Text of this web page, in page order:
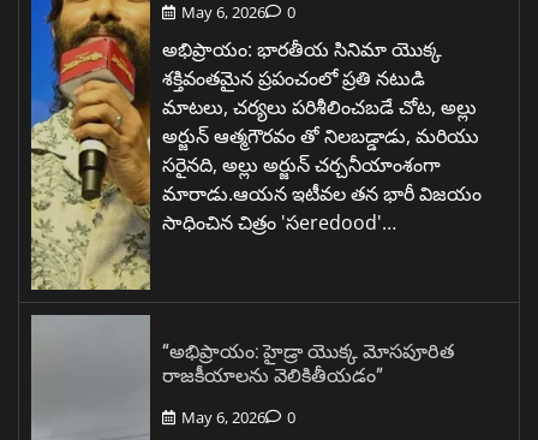
May 6, 2026 0
అభిప్రాయం: భారతీయ సినిమా యొక్క
శక్తివంతమైన ప్రపంచంలో ప్రతి నటుడి
మాటలు, చర్యలు పరిశీలించబడే చోట, అల్లు
అర్జున్ ఆత్మగౌరవం తో నిలబడ్డాడు, మరియు
సరైనది, అల్లు అర్జున్ చర్చనీయాంశంగా
మారాడు.ఆయన ఇటీవల తన భారీ విజయం
సాధించిన చిత్రం 'సeredood'…
“అభిప్రాయం: హైడ్రా యొక్క మోసపూరిత
రాజకీయాలను వెలికితీయడం”
May 6, 2026 0